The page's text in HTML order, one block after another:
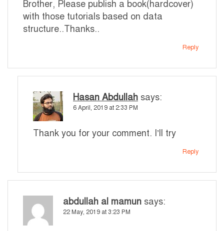
Brother, Please publish a book(hardcover)
with those tutorials based on data
structure..Thanks..
Reply
Hasan Abdullah says:
6 April, 2019 at 2:33 PM
Thank you for your comment. I’ll try
Reply
abdullah al mamun says:
22 May, 2019 at 3:23 PM